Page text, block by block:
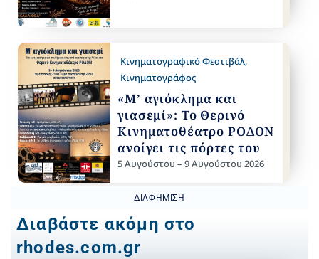
Κινηματογραφικό Φεστιβάλ,
Κινηματογράφος
«Μ’ αγιόκλημα και
γιασεμί»: Το Θερινό
Κινηματοθέατρο ΡΟΔΟΝ
ανοίγει τις πόρτες του
5 Αυγούστου – 9 Αυγούστου 2026
ΔΙΑΦΉΜΙΣΗ
Διαβάστε ακόμη στο
rhodes.com.gr